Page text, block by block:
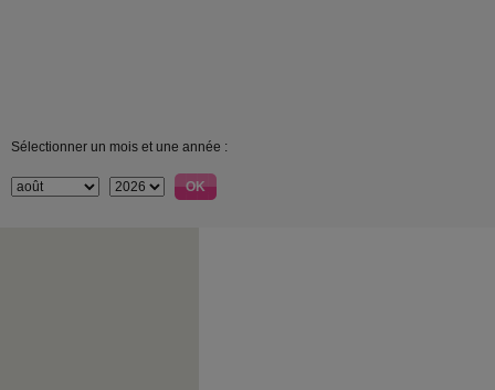
Sélectionner un mois et une année :